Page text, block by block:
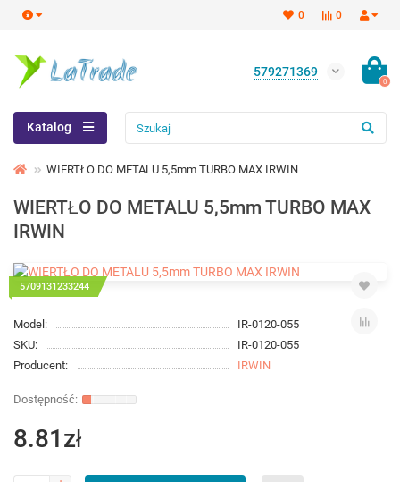
0
0
579271369
0
Katalog
WIERTŁO DO METALU 5,5mm TURBO MAX IRWIN
WIERTŁO DO METALU 5,5mm TURBO MAX
IRWIN
5709131233244
Model:
IR-0120-055
SKU:
IR-0120-055
Producent:
IRWIN
8.81zł